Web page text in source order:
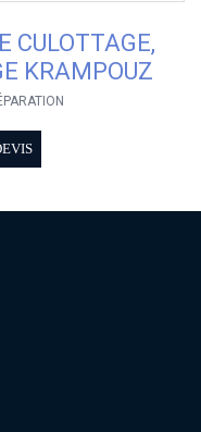
CULOTTAGE,
KRAMPOUZ